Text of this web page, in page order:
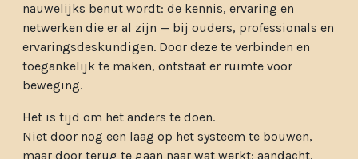
nauwelijks benut wordt: de kennis, ervaring en
netwerken die er al zijn — bij ouders, professionals en
ervaringsdeskundigen. Door deze te verbinden en
toegankelijk te maken, ontstaat er ruimte voor
beweging.
Het is tijd om het anders te doen.
Niet door nog een laag op het systeem te bouwen,
maar door terug te gaan naar wat werkt: aandacht,